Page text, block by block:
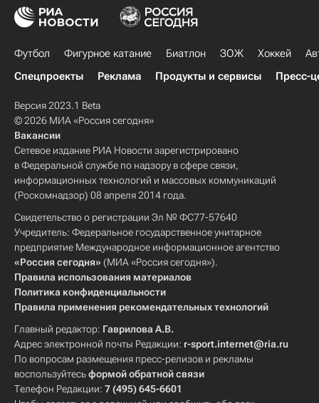
Футбол Фигурное катание Биатлон ЗОЖ Хоккей
Спецпроекты
Реклама Продукты и сервисы Пресс-
Версия 2023.1 Beta
© 2026 МИА «Россия сегодня»
Вакансии
Сетевое издание РИА Новости зарегистрировано
в Федеральной службе по надзору в сфере связи,
информационных технологий и массовых коммуникаций
(Роскомнадзор) 08 апреля 2014 года.
Свидетельство о регистрации Эл № ФС77-57640
Учредитель: Федеральное государственное унитарное
предприятие Международное информационное агентство
«Россия сегодня» (МИА «Россия сегодня»).
Правила использования материалов
Политика конфиденциальности
Правила применения рекомендательных технологий
Главный редактор: Гаврилова А.В.
Адрес электронной почты Редакции: r-sport.internet@ria.ru
По вопросам размещения пресс-релизов и рекламы
воспользуйтесьформой обратной связи
Телефон Редакции: 7 (495) 645-6601